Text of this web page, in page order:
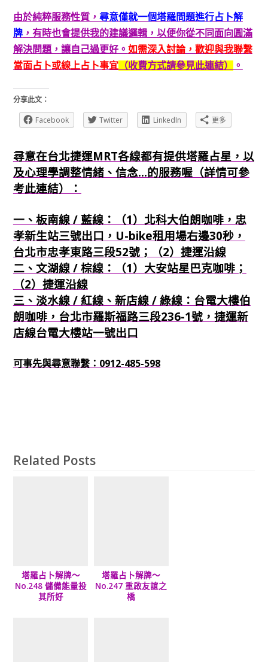
由於純粹服務性質， 尋意僅就一個塔羅問題進行占卜解
牌，有時也會提供我的建議邏輯，以便你從不同面向圓滿
解決問題，讓自己過更好。 如需深入討論，歡迎與我聯繫
當面占卜或線上占卜事宜（收費方式請參見此連結） 。
分享此文：
Facebook
Twitter LinkedIn 更多
尋意在台北捷運MRT各線都有提供塔羅占星，以
及心理學調整情緒、信念...的服務喔（詳情可參
考此連結）：
一、板南線 / 藍線：（1）北科大伯朗咖啡，忠
孝新生站三號出口，U-bike租用場右邊30秒，
台北市忠孝東路三段52號；（2）捷運沿線
二、文湖線 / 棕線：（1）大安站星巴克咖啡；
（2）捷運沿線
三、淡水線 / 紅線、新店線 / 綠線：台電大樓伯
朗咖啡，台北市羅斯福路三段236-1號，捷運新
店線台電大樓站一號出口
可事先與尋意聯繫：0912-485-598
Related Posts
塔羅占卜解牌～
No.248 儲備能量投
其所好
塔羅占卜解牌～
No.247 重啟友誼之
橋